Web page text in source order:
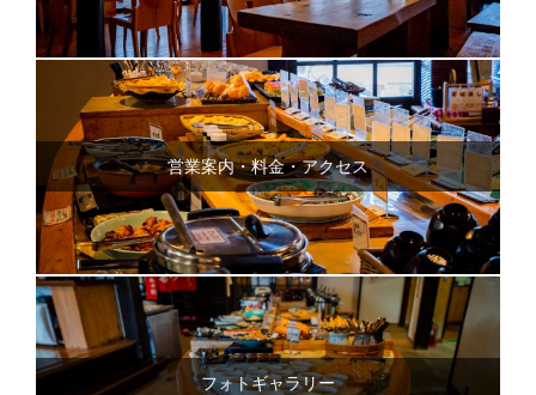
営業案内・料金・アクセス
フォトギャラリー